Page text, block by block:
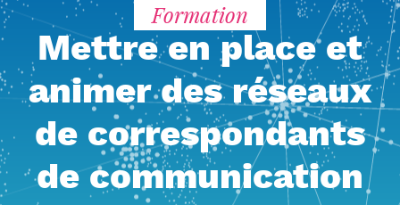
Formation
Mettre en place et
animer des réseaux
de correspondants
de communication